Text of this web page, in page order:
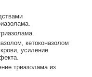
кетоконазолом
усиление
триазолама из